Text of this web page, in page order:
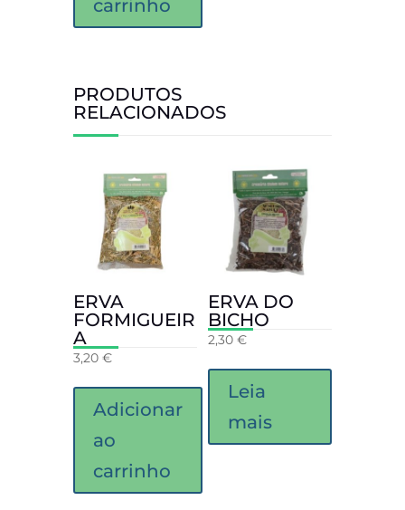
carrinho
PRODUTOS
RELACIONADOS
ERVA
FORMIGUEIR
A
3,20 €
Adicionar
ao
carrinho
ERVA DO
BICHO
2,30 €
Leia
mais